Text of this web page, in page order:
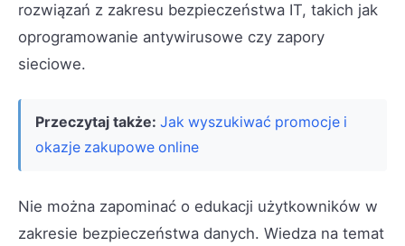
rozwiązań z zakresu bezpieczeństwa IT, takich jak
oprogramowanie antywirusowe czy zapory
sieciowe.
Przeczytaj także: Jak wyszukiwać promocje i
okazje zakupowe online
Nie można zapominać o edukacji użytkowników w
zakresie bezpieczeństwa danych. Wiedza na temat